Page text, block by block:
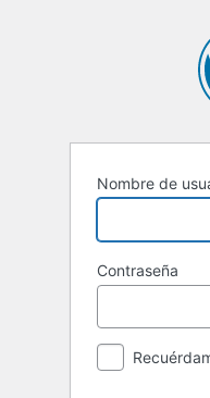
Nombre de
Contraseña